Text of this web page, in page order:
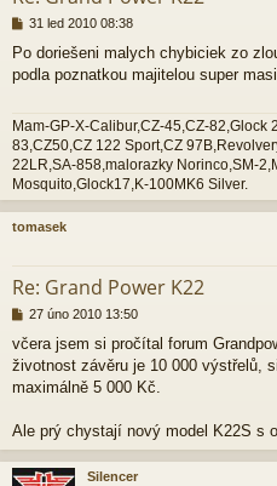
P
í
s
v
e
k
31 led 2010 08:38
Po doriešeni malych chybiciek zo
podla poznatkou majitelou super
Mam-GP-X-Calibur,CZ-45,CZ-
83,CZ50,CZ 122 Sport,CZ
22LR,SA-858,malorazky Norinco,SM-
Mosquito,Glock17,K-100MK6 Silver.
tomasek
Re: Grand Power K22
P
í
s
p
v
e
27 úno 2010 13:50
včera jsem si pročítal forum
životnost závěru je 10 000 výstřelů,
maximálně 5 000 Kč.
Ale prý chystají nový model K22S s
Silencer